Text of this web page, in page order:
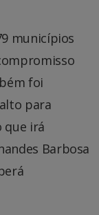
municípios
foi
para
que irá
Barbosa